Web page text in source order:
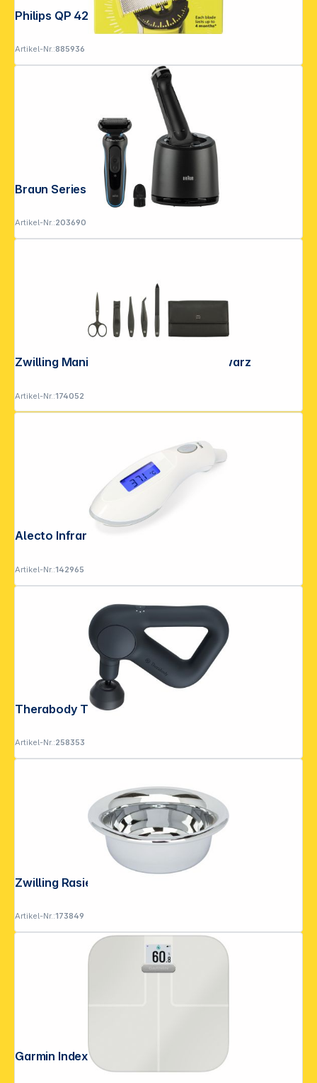
Philips QP 420/50
Artikel-Nr.:885936
Braun Series 5 52-B7000cc
Artikel-Nr.:203690
Zwilling Maniküre-Set Leder 5tlg. schwarz
Artikel-Nr.:174052
Artikel-Nr.:142965
Artikel-Nr.:258353
Zwilling Rasierschale 1 St.
Artikel-Nr.:173849